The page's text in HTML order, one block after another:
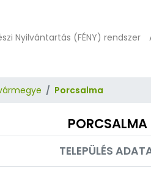
Nyilvántartás (FÉNY) rendszer
Porcsalma
PORCSALMA
TELEPÜLÉS